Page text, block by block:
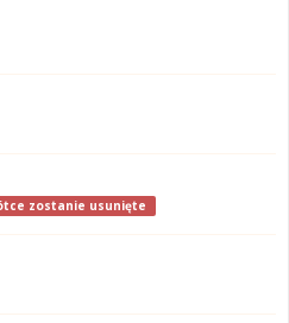
zostanie usunięte